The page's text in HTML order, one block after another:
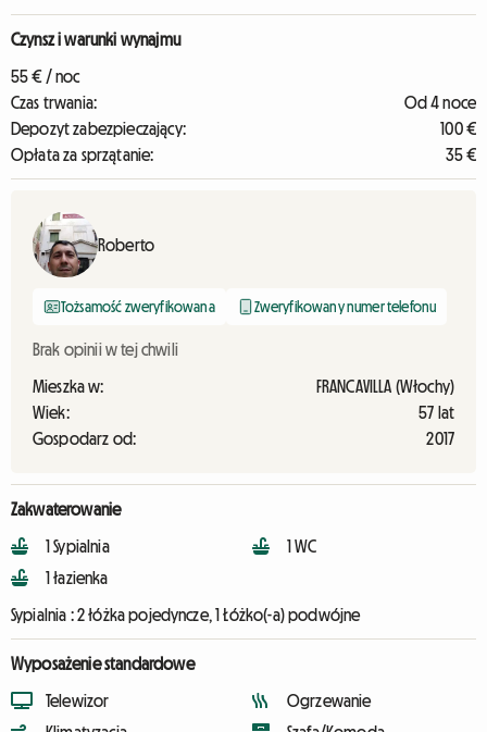
Czynsz i warunki wynajmu
55 € / noc
Czas trwania:
Od 4 noce
Depozyt zabezpieczający:
100 €
Opłata za sprzątanie:
35 €
Roberto
Tożsamość zweryfikowana Zweryfikowany numer telefonu
Brak opinii w tej chwili
Mieszka w:
FRANCAVILLA (Włochy)
Wiek:
57 lat
Gospodarz od:
2017
Zakwaterowanie
1 Sypialnia
1 łazienka
1 WC
Sypialnia :2 łóżka pojedyncze, 1 Łóżko(-a) podwójne
Wyposażenie standardowe
Telewizor
Ogrzewanie